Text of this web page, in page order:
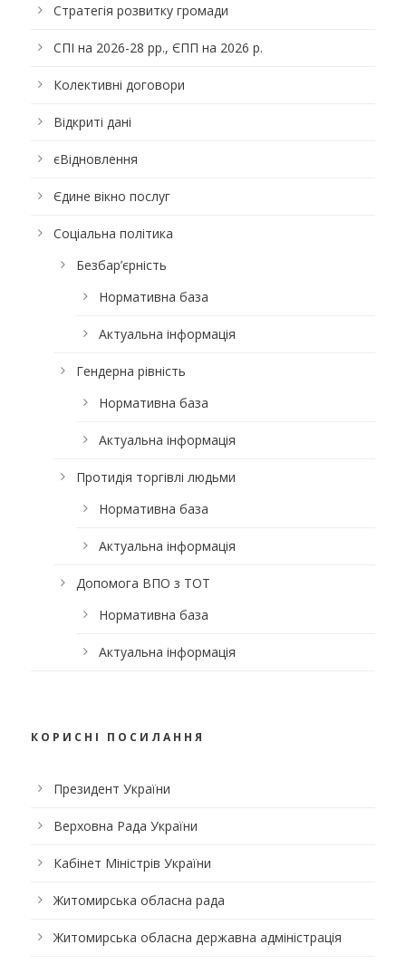
Стратегія розвитку громади
СПІ на 2026-28 рр., ЄПП на 2026 р.
Колективні договори
Відкриті дані
єВідновлення
Єдине вікно послуг
Соціальна політика
Безбар’єрність
Нормативна база
Актуальна інформація
Гендерна рівність
Нормативна база
Актуальна інформація
Протидія торгівлі людьми
Нормативна база
Актуальна інформація
Допомога ВПО з ТОТ
Нормативна база
Актуальна інформація
КОРИСНІ ПОСИЛАННЯ
Президент України
Верховна Рада України
Кабінет Міністрів України
Житомирська обласна рада
Житомирська обласна державна адміністрація